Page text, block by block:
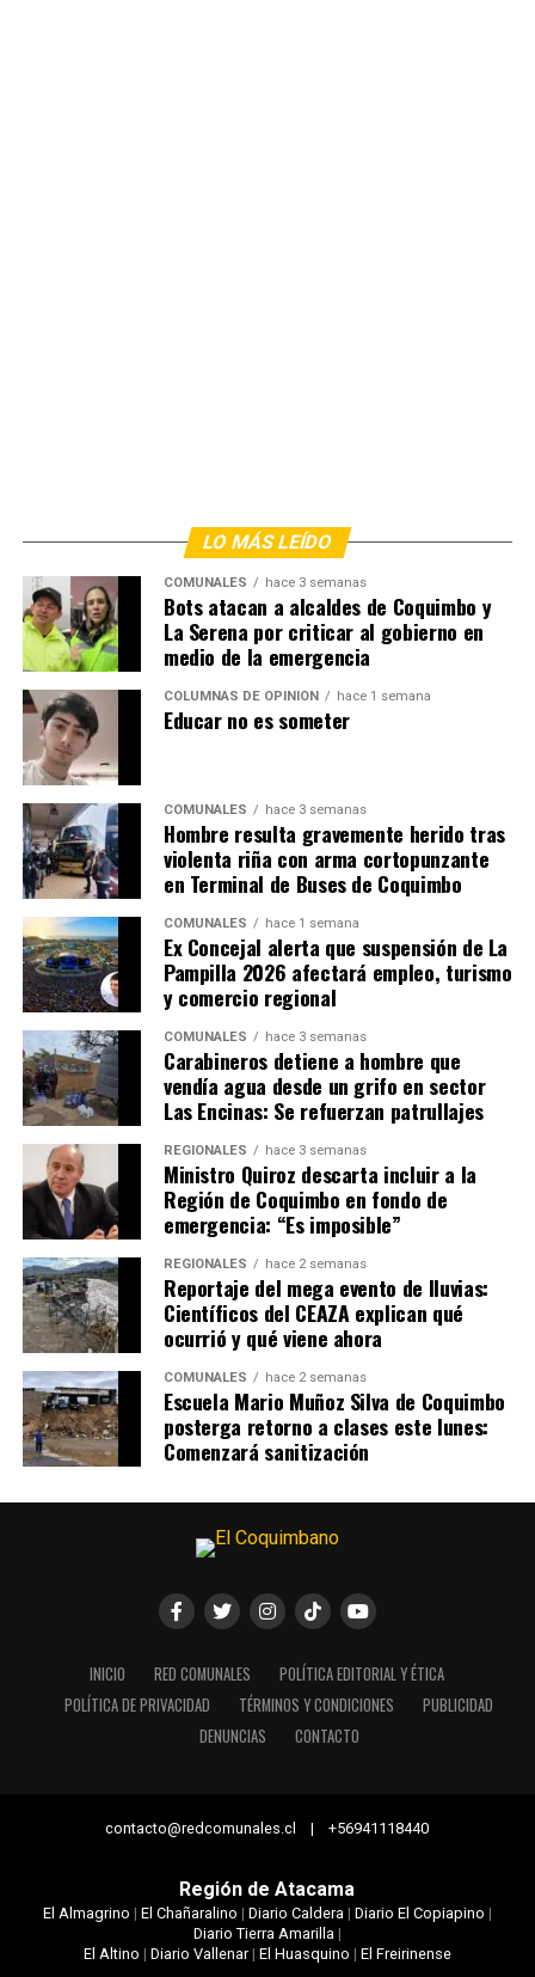
LO MÁS LEÍDO
COMUNALES hace 3 semanas
Bots atacan a alcaldes de Coquimbo y
La Serena por criticar al gobierno en
medio de la emergencia
COLUMNAS DE OPINIÓN hace 1 semana
Educar no es someter
COMUNALES hace 3 semanas
Hombre resulta gravemente herido tras
violenta riña con arma cortopunzante
en Terminal de Buses de Coquimbo
COMUNALES hace 1 semana
Ex Concejal alerta que suspensión de La
Pampilla 2026 afectará empleo, turismo
y comercio regional
COMUNALES hace 3 semanas
Carabineros detiene a hombre que
vendía agua desde un grifo en sector
Las Encinas: Se refuerzan patrullajes
REGIONALES hace 3 semanas
Ministro Quiroz descarta incluir a la
Región de Coquimbo en fondo de
emergencia: “Es imposible”
REGIONALES hace 2 semanas
Reportaje del mega evento de lluvias:
Científicos del CEAZA explican qué
ocurrió y qué viene ahora
COMUNALES hace 2 semanas
Escuela Mario Muñoz Silva de Coquimbo
posterga retorno a clases este lunes:
Comenzará sanitización
INICIO RED COMUNALES
POLÍTICA EDITORIAL Y ÉTICA
POLÍTICA DE PRIVACIDAD
TÉRMINOS Y CONDICIONES
PUBLICIDAD
DENUNCIAS
CONTACTO
contacto@redcomunales.cl | +56941118440
Región de Atacama
El Almagrino | El Chañaralino | Diario Caldera| Diario El Copiapino |
Diario Tierra Amarilla|
El Altino | Diario Vallenar| El Huasquino | El Freirinense